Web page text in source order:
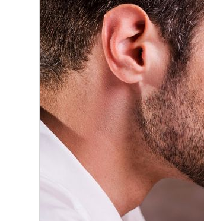
Киев
Лондон
Лос-Анджелес
Москва
Париж
Паттайя
Пхукет